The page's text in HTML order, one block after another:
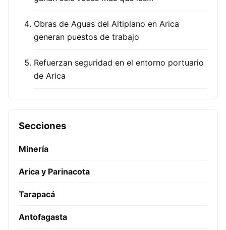
Obras de Aguas del Altiplano en Arica
generan puestos de trabajo
Refuerzan seguridad en el entorno portuario
de Arica
Secciones
Minería
Arica y Parinacota
Tarapacá
Antofagasta